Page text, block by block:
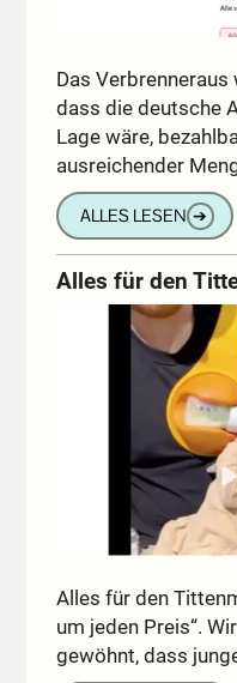
Das
dass die deutsche
Lage wäre,
ausreichender
ALLES LESEN ➔
Alles für den
Alles für den
um jeden Preis“.
gewöhnt, dass